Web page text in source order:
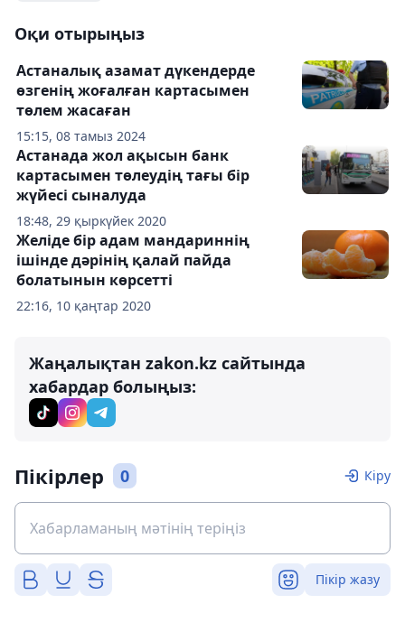
Оқи отырыңыз
15:15, 08 тамыз 2024
Астаналық азамат дүкендерде
өзгенің жоғалған картасымен
төлем жасаған
18:48, 29 қыркүйек 2020
Астанада жол ақысын банк
картасымен төлеудің тағы бір
жүйесі сыналуда
22:16, 10 қаңтар 2020
Желіде бір адам мандариннің
ішінде дәрінің қалай пайда
болатынын көрсетті
Жаңалықтан zakon.kz сайтында
хабардар болыңыз:
Пікірлер 0 Кіру
Пікір жазу